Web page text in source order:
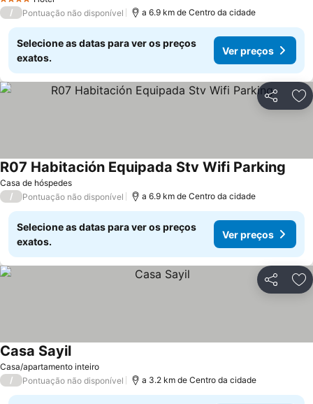
4 Estrelas
/ Pontuação não disponível a 6.9 km de Centro da cidade
Selecione as datas para ver os preços
exatos.
Ver preços
Partilhar
Casa de hóspedes
R07 Habitación Equipada Stv Wifi Parking
/ Pontuação não disponível a 6.9 km de Centro da cidade
Selecione as datas para ver os preços
exatos.
Ver preços
Partilhar
Casa/apartamento inteiro
Casa Sayil
/ Pontuação não disponível a 3.2 km de Centro da cidade